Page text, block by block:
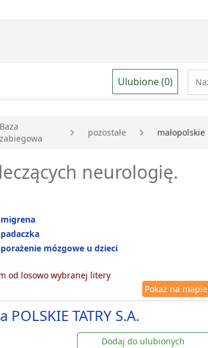
Ulubione (0)
Baza
zabiegowa
pozostałe małopolskie
neurologię.
migrena
padaczka
porażenie mózgowe u dzieci
od losowo wybranej litery
Pokaż na mapie
TATRY S.A.
Dodaj do ulubionych